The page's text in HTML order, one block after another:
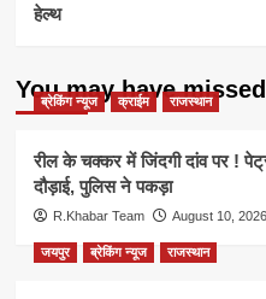
हेल्थ
You may have missed
ब्रेकिंग न्यूज क्राईम राजस्थान
रील के चक्कर में जिंदगी दांव पर !
दौड़ाई, पुलिस ने पकड़ा
R.Khabar Team August 10, 2026
जयपुर ब्रेकिंग न्यूज राजस्थान